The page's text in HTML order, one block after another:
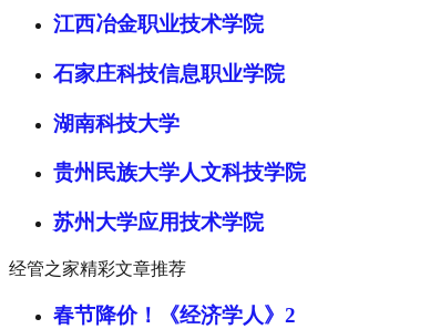
江西冶金职业技术学院
石家庄科技信息职业学院
湖南科技大学
贵州民族大学人文科技学院
苏州大学应用技术学院
经管之家精彩文章推荐
春节降价！《经济学人》2